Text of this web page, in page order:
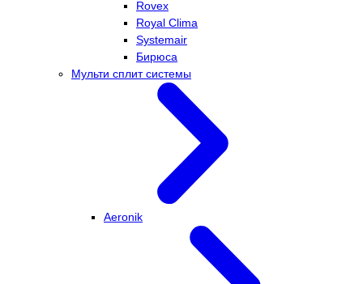
Rovex
Royal Clima
Systemair
Бирюса
Мульти сплит системы
Aeronik